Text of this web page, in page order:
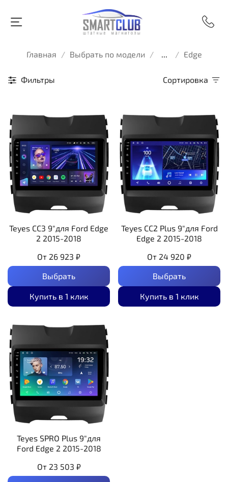
Главная Выбрать по модели ... Edge
Фильтры Сортировка
Teyes CC3 9"для Ford Edge
2 2015-2018
От 26 923 ₽
Выбрать
Купить в 1 клик
Teyes CC2 Plus 9"для Ford
Edge 2 2015-2018
От 24 920 ₽
Выбрать
Купить в 1 клик
Teyes SPRO Plus 9"для
Ford Edge 2 2015-2018
От 23 503 ₽